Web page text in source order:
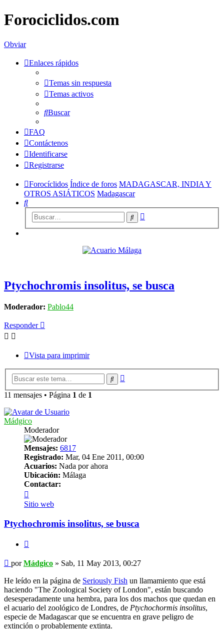
Forociclidos.com
Obviar
Enlaces rápidos
Temas sin respuesta
Temas activos
Buscar
FAQ
Contáctenos
Identificarse
Registrarse
Forocíclidos Índice de foros MADAGASCAR, INDIA Y
OTROS ASIÁTICOS Madagascar
Buscar
Buscar
Ptychochromis insolitus, se busca
Moderador: Pablo44
Responder
Vista para imprimir
Buscar
11 mensajes • Página 1 de 1
Mádgico
Moderador
Mensajes: 6817
Registrado: Mar, 04 Ene 2011, 00:00
Acuarios: Nada por ahora
Ubicación: Málaga
Contactar:
Mádgico
Sitio web
Ptychochromis insolitus, se busca
Mensaje
porMádgico » Sab, 11 May 2013, 00:27
He leído en la página de Seriously Fish un llamamiento que está
haciendo "The Zoological Society of London", están buscando
desesperadamente una hembra, para los dos machos que quedan en
el acuario del zoológico de Londres, de Ptychochormis insolitus,
especie de Madagascar que se encuentra en grave peligro de
extinción o probablemente extinta.